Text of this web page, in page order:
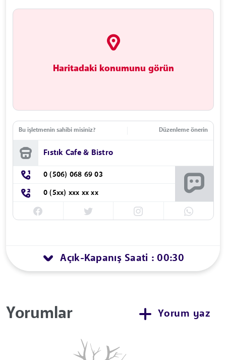
Haritadaki konumunu görün
Bu işletmenin sahibi misiniz? Düzenleme önerin
Fıstık Cafe & Bistro
0 (506) 068 69 03
0 (5xx) xxx xx xx
Açık-Kapanış Saati : 00:30
Yorumlar Yorum yaz